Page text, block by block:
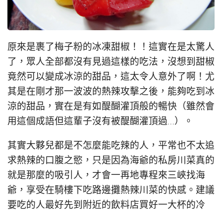
原來是裹了梅子粉的冰凍甜椒！！這實在是太驚人
了，眾人全部都沒有見過這樣的吃法，沒想到甜椒
竟然可以變成冰涼的甜品，這太令人意外了啊！尤
其是在剛才那一波波的熱辣攻擊之後，能夠吃到冰
涼的甜品，實在是有如醍醐灌頂般的暢快（雖然會
用這個成語但這輩子沒有被醍醐灌頂過…）。
其實大夥兒都是不怎麼能吃辣的人，平常也不太追
求熱辣的口腹之慾，只是因為海爺的私房川菜真的
就是那麼的吸引人，才會一再地專程來三峽找海
爺，享受在騎樓下吃路邊攤熱辣川菜的快感。建議
要吃的人最好先到附近的飲料店買好一大杯的冷